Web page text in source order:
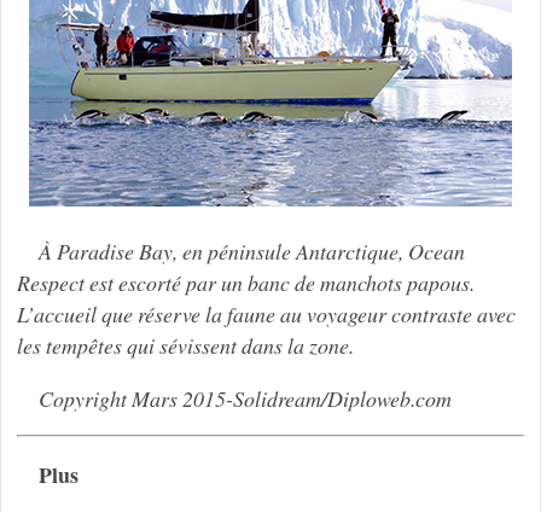
À Paradise Bay, en péninsule Antarctique, Ocean
Respectest escorté par un banc de manchots papous.
L’accueil que réserve la faune au voyageur contraste avec
les tempêtes qui sévissent dans la zone.
Copyright Mars 2015-Solidream/Diploweb.com
Plus